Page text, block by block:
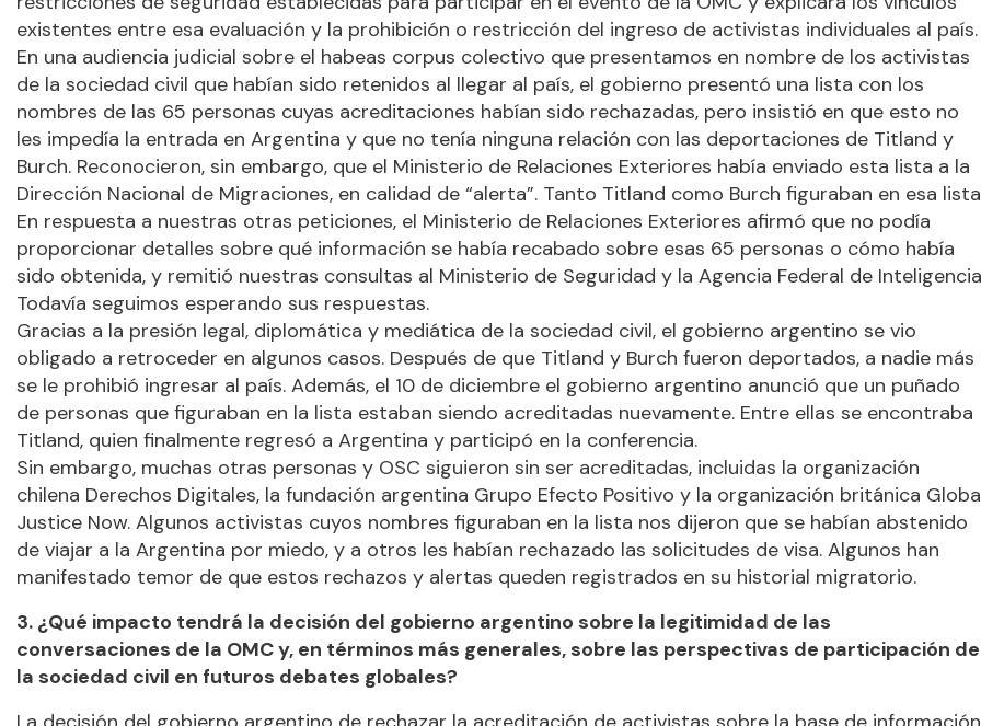
existentes entre esa evaluación y la prohibición o restricción del ingreso de activistas individuales al país.
En una audiencia judicial sobre el habeas corpus colectivo que presentamos en nombre de los activistas
de la sociedad civil que habían sido retenidos al llegar al país, el gobierno presentó una lista con los
nombres de las 65 personas cuyas acreditaciones habían sido rechazadas, pero insistió en que esto no
les impedía la entrada en Argentina y que no tenía ninguna relación con las deportaciones de Titland y
Burch. Reconocieron, sin embargo, que el Ministerio de Relaciones Exteriores había enviado esta lista a la
Dirección Nacional de Migraciones, en calidad de “alerta”. Tanto Titland como Burch figuraban en esa
En respuesta a nuestras otras peticiones, el Ministerio de Relaciones Exteriores afirmó que no podía
proporcionar detalles sobre qué información se había recabado sobre esas 65 personas o cómo había
sido obtenida, y remitió nuestras consultas al Ministerio de Seguridad y la Agencia Federal de
Todavía seguimos esperando sus respuestas.
Gracias a la presión legal, diplomática y mediática de la sociedad civil, el gobierno argentino se vio
obligado a retroceder en algunos casos. Después de que Titland y Burch fueron deportados, a nadie más
se le prohibió ingresar al país. Además, el 10 de diciembre el gobierno argentino anunció que un puñado
de personas que figuraban en la lista estaban siendo acreditadas nuevamente. Entre ellas se encontraba
Titland, quien finalmente regresó a Argentina y participó en la conferencia.
Sin embargo, muchas otras personas y OSC siguieron sin ser acreditadas, incluidas la organización
chilena Derechos Digitales, la fundación argentina Grupo Efecto Positivo y la organización británica
Justice Now. Algunos activistas cuyos nombres figuraban en la lista nos dijeron que se habían abstenido
de viajar a la Argentina por miedo, y a otros les habían rechazado las solicitudes de visa. Algunos han
manifestado temor de que estos rechazos y alertas queden registrados en su historial migratorio.
3. ¿Qué impacto tendrá la decisión del gobierno argentino sobre la legitimidad de las
conversaciones de la OMC y, en términos más generales, sobre las perspectivas de participación de
la sociedad civil en futuros debates globales?